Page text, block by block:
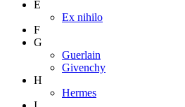
E
Ex nihilo
F
G
Guerlain
Givenchy
H
Hermes